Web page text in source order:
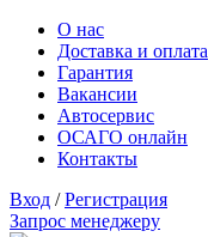
О нас
Доставка и оплата
Гарантия
Вакансии
Автосервис
ОСАГО онлайн
Контакты
Вход / Регистрация
Запрос менеджеру